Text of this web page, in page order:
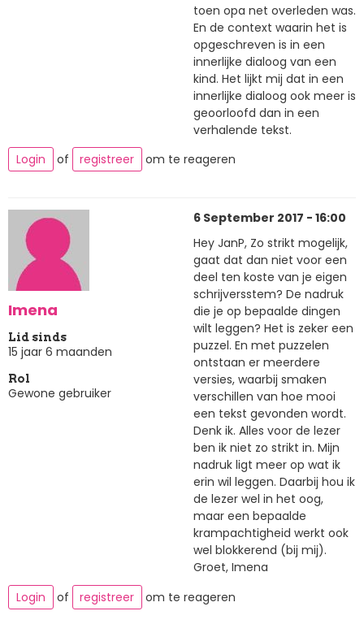
toen opa net overleden was.
En de context waarin het is
opgeschreven is in een
innerlijke dialoog van een
kind. Het lijkt mij dat in een
innerlijke dialoog ook meer is
geoorloofd dan in een
verhalende tekst.
Login
of registreer om te reageren
Imena
Lid sinds
15 jaar 6 maanden
Rol
Gewone gebruiker
6 September 2017 - 16:00
Hey JanP, Zo strikt mogelijk,
gaat dat dan niet voor een
deel ten koste van je eigen
schrijversstem? De nadruk
die je op bepaalde dingen
wilt leggen? Het is zeker een
puzzel. En met puzzelen
ontstaan er meerdere
versies, waarbij smaken
verschillen van hoe mooi
een tekst gevonden wordt.
Denk ik. Alles voor de lezer
ben ik niet zo strikt in. Mijn
nadruk ligt meer op wat ik
erin wil leggen. Daarbij hou ik
de lezer wel in het oog,
maar een bepaalde
krampachtigheid werkt ook
wel blokkerend (bij mij).
Groet, Imena
Login
of registreer om te reageren